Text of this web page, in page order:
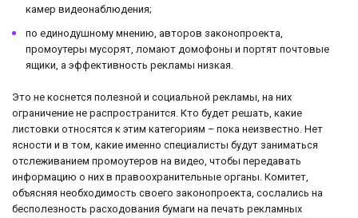
камер видеонаблюдения;
по единодушному мнению, авторов законопроекта,
промоутеры мусорят, ломают домофоны и портят почтовые
ящики, а эффективность рекламы низкая.
Это не коснется полезной и социальной рекламы, на них
ограничение не распространится. Кто будет решать, какие
листовки относятся к этим категориям – пока неизвестно. Нет
ясности и в том, какие именно специалисты будут заниматься
отслеживанием промоутеров на видео, чтобы передавать
информацию о них в правоохранительные органы. Комитет,
объясняя необходимость своего законопроекта, сослались на
бесполезность расходования бумаги на печать рекламных